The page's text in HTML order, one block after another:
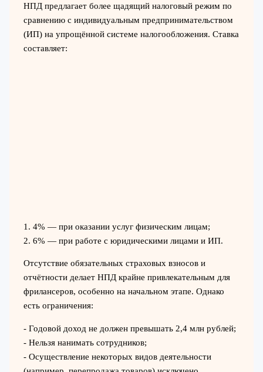
НПД предлагает более щадящий налоговый режим по
сравнению с индивидуальным предпринимательством
(ИП) на упрощённой системе налогообложения. Ставка
составляет:
1. 4% — при оказании услуг физическим лицам;
2. 6% — при работе с юридическими лицами и ИП.
Отсутствие обязательных страховых взносов и
отчётности делает НПД крайне привлекательным для
фрилансеров, особенно на начальном этапе. Однако
есть ограничения:
- Годовой доход не должен превышать 2,4 млн рублей;
- Нельзя нанимать сотрудников;
- Осуществление некоторых видов деятельности